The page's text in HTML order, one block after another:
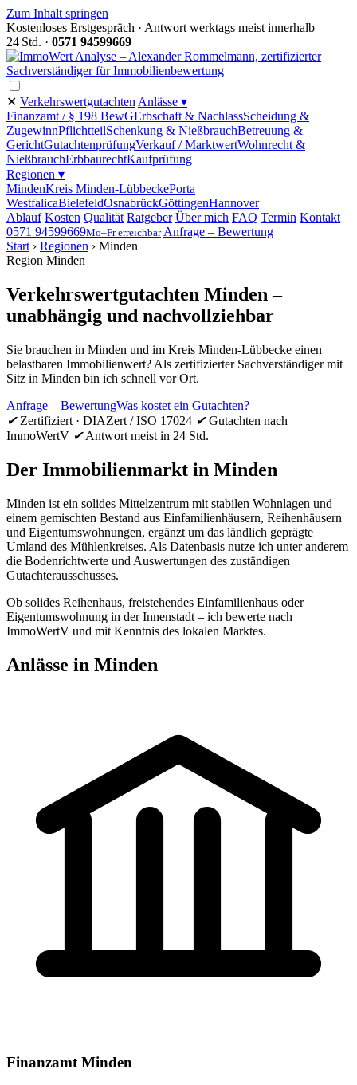
Zum Inhalt springen
Kostenloses Erstgespräch · Antwort werktags meist innerhalb
24 Std. · 0571 94599669
✕ Verkehrswertgutachten Anlässe ▾
Finanzamt / § 198 BewGErbschaft & NachlassScheidung &
ZugewinnPflichtteilSchenkung & NießbrauchBetreuung &
GerichtGutachtenprüfungVerkauf / MarktwertWohnrecht &
NießbrauchErbbaurechtKaufprüfung
Regionen ▾
MindenKreis Minden-LübbeckePorta
WestfalicaBielefeldOsnabrückGöttingenHannover
Ablauf Kosten Qualität Ratgeber Über mich FAQ Termin Kontakt
0571 94599669Mo–Fr erreichbar Anfrage – Bewertung
Start › Regionen › Minden
Region Minden
Verkehrswertgutachten Minden –
unabhängig und nachvollziehbar
Sie brauchen in Minden und im Kreis Minden-Lübbecke einen
belastbaren Immobilienwert? Als zertifizierter Sachverständiger mit
Sitz in Minden bin ich schnell vor Ort.
Anfrage – BewertungWas kostet ein Gutachten?
✔Zertifiziert · DIAZert / ISO 17024 ✔Gutachten nach
ImmoWertV ✔Antwort meist in 24 Std.
Der Immobilienmarkt in Minden
Minden ist ein solides Mittelzentrum mit stabilen Wohnlagen und
einem gemischten Bestand aus Einfamilienhäusern, Reihenhäusern
und Eigentumswohnungen, ergänzt um das ländlich geprägte
Umland des Mühlenkreises. Als Datenbasis nutze ich unter anderem
die Bodenrichtwerte und Auswertungen des zuständigen
Gutachterausschusses.
Ob solides Reihenhaus, freistehendes Einfamilienhaus oder
Eigentumswohnung in der Innenstadt – ich bewerte nach
ImmoWertV und mit Kenntnis des lokalen Marktes.
Anlässe in Minden
Finanzamt Minden